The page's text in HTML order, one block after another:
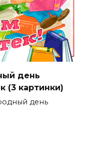
день
(3 картинки)
день